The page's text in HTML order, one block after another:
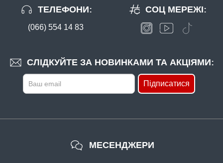
ТЕЛЕФОНИ:
(066) 554 14 83
СЛІДКУЙТЕ ЗА НОВИНКАМИ ТА АКЦІЯМИ:
Підписатися
СОЦ МЕРЕЖІ:
МЕСЕНДЖЕРИ